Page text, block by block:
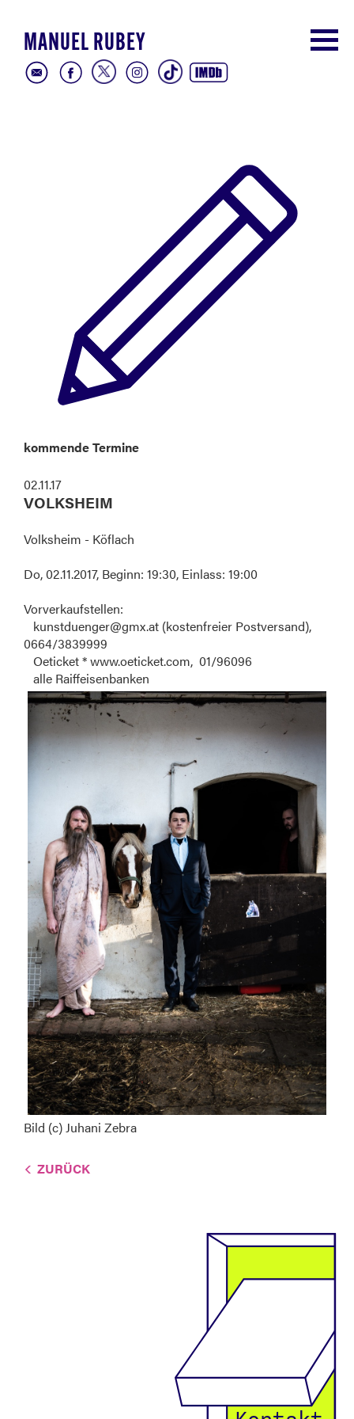
MANUEL RUBEY
kommende Termine
02.11.17
VOLKSHEIM
Volksheim - Köflach
Do, 02.11.2017, Beginn: 19:30, Einlass: 19:00
Vorverkaufstellen:
kunstduenger@gmx.at (kostenfreier Postversand),
0664/3839999
Oeticket * www.oeticket.com, 01/96096
alle Raiffeisenbanken
Bild (c) Juhani Zebra
ZURÜCK